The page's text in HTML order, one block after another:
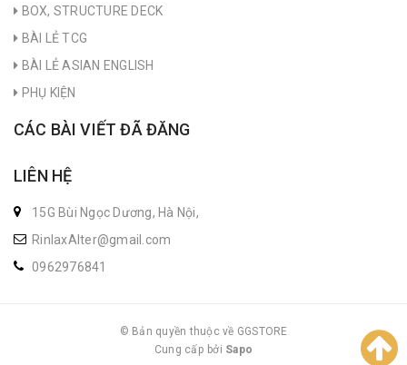
BOX, STRUCTURE DECK
BÀI LẺ TCG
BÀI LẺ ASIAN ENGLISH
PHỤ KIỆN
CÁC BÀI VIẾT ĐÃ ĐĂNG
LIÊN HỆ
15G Bùi Ngọc Dương, Hà Nội,
RinlaxAlter@gmail.com
0962976841
© Bản quyền thuộc về GGSTORE
|
Cung cấp bởi Sapo